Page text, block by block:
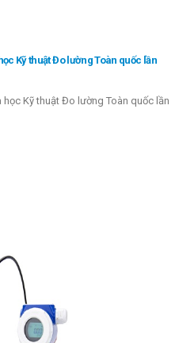
Kỹ thuật Đo lường Toàn quốc lần
học Kỹ thuật Đo lường Toàn quốc lần